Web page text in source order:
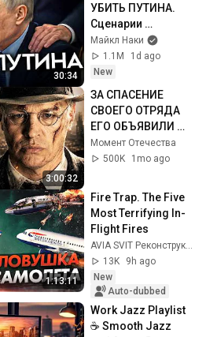
30:34
УБИТЬ ПУТИНА.
Сценарии
ликвидации
диктатора
Майкл Наки
1.1M
1d ago
New
3:00:32
ЗА СПАСЕНИЕ
СВОЕГО ОТРЯДА
ЕГО ОБЪЯВИЛИ
ПРЕДАТЕЛЕМ И
ВРАГОМ НАРОДА!
Момент Отечества
500K
1mo ago
1:13:11
Fire Trap. The Five
Most Terrifying In-
Flight Fires
AVIA SVIT Реконструкции Авиакатастроф
13K
9h ago
New
Auto-dubbed
Work Jazz Playlist
☕ Smooth Jazz